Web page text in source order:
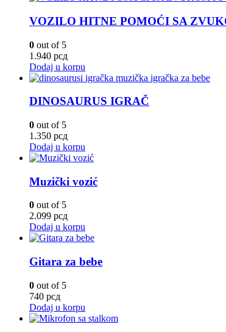
VOZILO HITNE POMOĆI SA
0 out of 5
1.940 рсд
Dodaj u korpu
DINOSAURUS IGRAČ
0 out of 5
1.350 рсд
Dodaj u korpu
Muzički vozić
0 out of 5
2.099 рсд
Dodaj u korpu
Gitara za bebe
0 out of 5
740 рсд
Dodaj u korpu